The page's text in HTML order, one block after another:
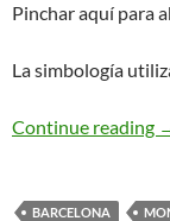
Pinchar aquí para
La simbología
Continue reading
BARCELONA